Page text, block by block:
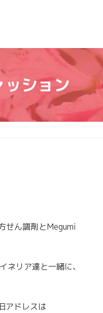
ション
せん調剤とMegumi
リア達と一緒に、
アドレスは